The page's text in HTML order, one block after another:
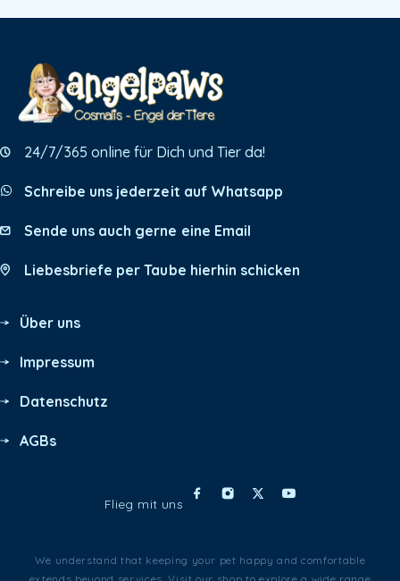
24/7/365 online für Dich und Tier da!
Schreibe uns jederzeit auf Whatsapp
Sende uns auch gerne eine Email
Liebesbriefe per Taube hierhin schicken
Über uns
Impressum
Datenschutz
AGBs
Flieg mit uns
We understand that keeping your pet happy and comfortable